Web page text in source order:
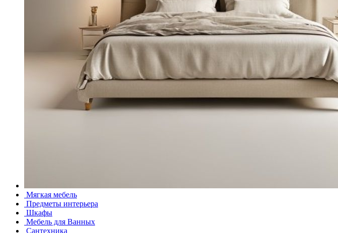
Мягкая мебель
Предметы интерьера
Шкафы
Мебель для Ванных
Сантехника